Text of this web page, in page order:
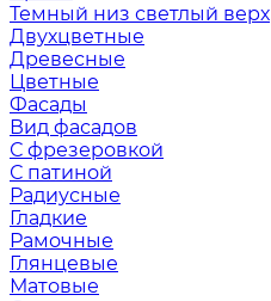
Темный низ светлый верх
Двухцветные
Древесные
Цветные
Фасады
Вид фасадов
С фрезеровкой
С патиной
Радиусные
Гладкие
Рамочные
Глянцевые
Матовые